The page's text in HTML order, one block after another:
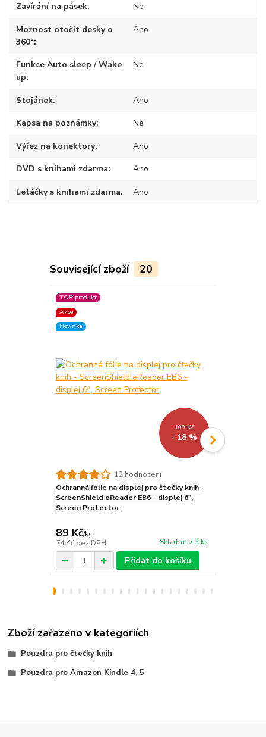
Zavírání na pásek Ne
Možnost otočit desky o
360°
Ano
Funkce Auto sleep / Wake
up
Ne
Stojánek Ano
Kapsa na poznámky Ne
Výřez na konektory Ano
DVD s knihami zdarma Ano
Letáčky s knihami zdarma Ano
Související zboží 20
TOP produkt
Akce
Novinka
109 Kč
- 18 %
12 hodnocení
Ochranná fólie na displej pro čtečky knih -
ScreenShield eReader EB6 - displej 6",
Screen Protector
89 Kč/ks
74 Kč bez DPH Skladem > 3 ks
Přidat do košíku
Zboží zařazeno v kategoriích
Pouzdra pro čtečky knih
Pouzdra pro Amazon Kindle 4, 5